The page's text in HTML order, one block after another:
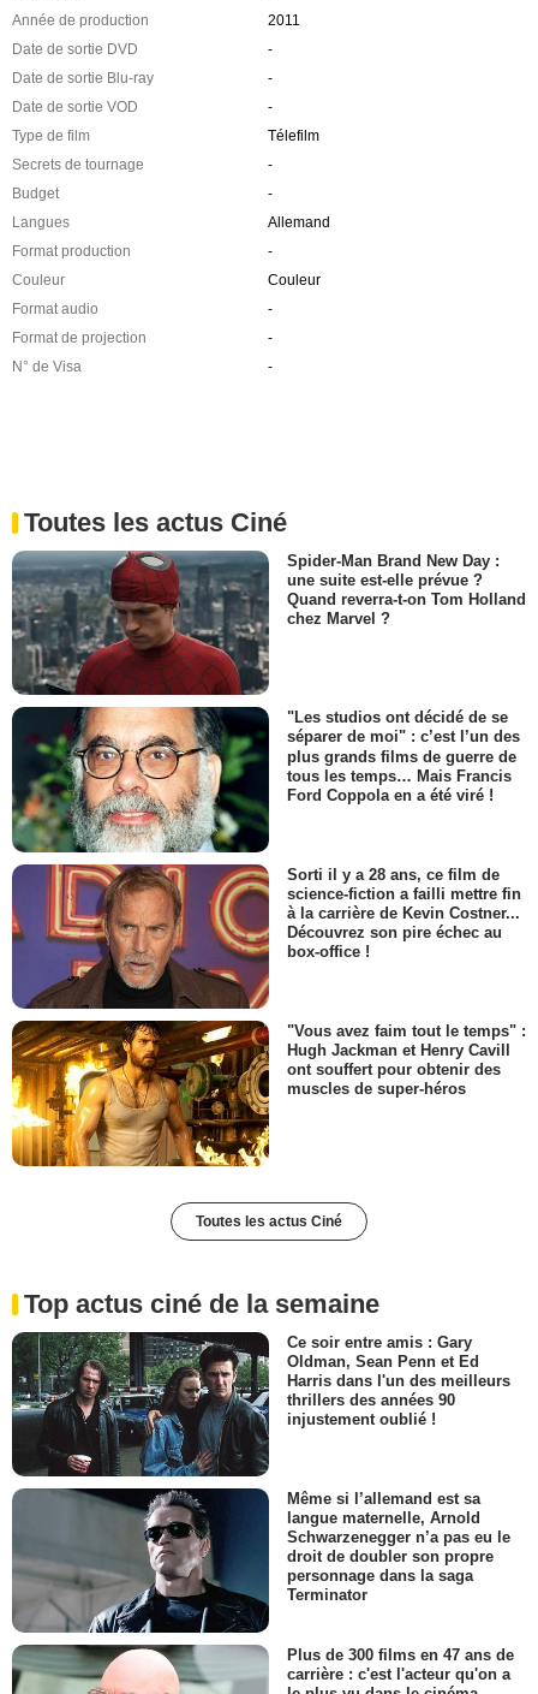
Année de production
2011
Date de sortie DVD
-
Date de sortie Blu-ray
-
Date de sortie VOD
-
Type de film
Télefilm
Secrets de tournage
-
Budget
-
Langues
Allemand
Format production
-
Couleur
Couleur
Format audio
-
Format de projection
-
N° de Visa
-
Toutes les actus Ciné
Spider-Man Brand New Day :
une suite est-elle prévue ?
Quand reverra-t-on Tom Holland
chez Marvel ?
"Les studios ont décidé de se
séparer de moi" : c’est l’un des
plus grands films de guerre de
tous les temps… Mais Francis
Ford Coppola en a été viré !
Sorti il y a 28 ans, ce film de
science-fiction a failli mettre fin
à la carrière de Kevin Costner...
Découvrez son pire échec au
box-office !
"Vous avez faim tout le temps" :
Hugh Jackman et Henry Cavill
ont souffert pour obtenir des
muscles de super-héros
Toutes les actus Ciné
Top actus ciné de la semaine
Ce soir entre amis : Gary
Oldman, Sean Penn et Ed
Harris dans l'un des meilleurs
thrillers des années 90
injustement oublié !
Même si l’allemand est sa
langue maternelle, Arnold
Schwarzenegger n’a pas eu le
droit de doubler son propre
personnage dans la saga
Terminator
Plus de 300 films en 47 ans de
carrière : c'est l'acteur qu'on a